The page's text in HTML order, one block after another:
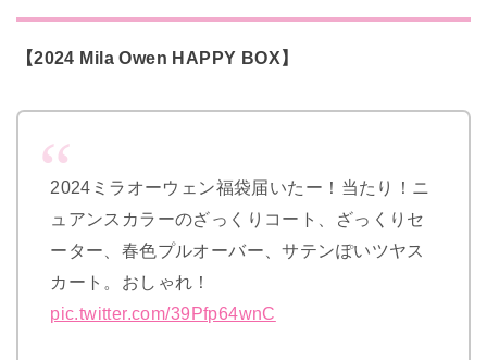
【2024 Mila Owen HAPPY BOX】
2024ミラオーウェン福袋届いたー！当たり！ニ
ュアンスカラーのざっくりコート、ざっくりセ
ーター、春色プルオーバー、サテンぽいツヤス
カート。おしゃれ！
pic.twitter.com/39Pfp64wnC